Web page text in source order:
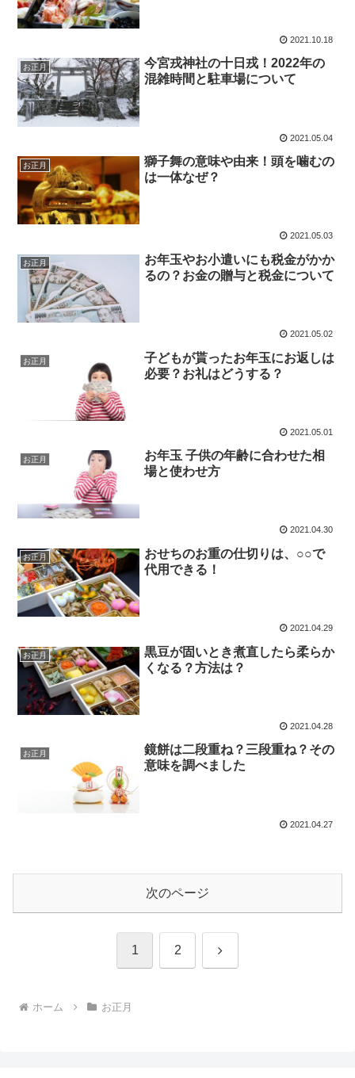
2021.10.18
お正月
今宮戎神社の十日戎！2022年の
混雑時間と駐車場について
2021.05.04
お正月
獅子舞の意味や由来！頭を噛むの
は一体なぜ？
2021.05.03
お正月
お年玉やお小遣いにも税金がかか
るの？お金の贈与と税金について
2021.05.02
お正月
子どもが貰ったお年玉にお返しは
必要？お礼はどうする？
2021.05.01
お正月
お年玉 子供の年齢に合わせた相
場と使わせ方
2021.04.30
お正月
おせちのお重の仕切りは、○○で
代用できる！
2021.04.29
お正月
黒豆が固いとき煮直したら柔らか
くなる？方法は？
2021.04.28
お正月
鏡餅は二段重ね？三段重ね？その
意味を調べました
2021.04.27
次のページ
1 2 次
ホーム お正月